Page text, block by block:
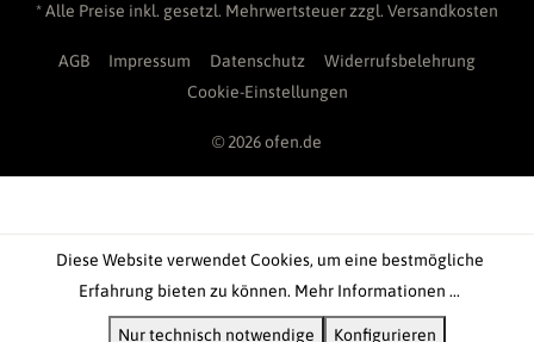
* Alle Preise inkl. gesetzl. Mehrwertsteuer zzgl. Versandkosten
AGB Impressum Datenschutz
Widerrufsbelehrung
Cookie-Einstellungen
© 2026 ofen.de
Diese Website verwendet Cookies, um eine bestmögliche
Erfahrung bieten zu können. Mehr Informationen ...
Nur technisch notwendige Konfigurieren